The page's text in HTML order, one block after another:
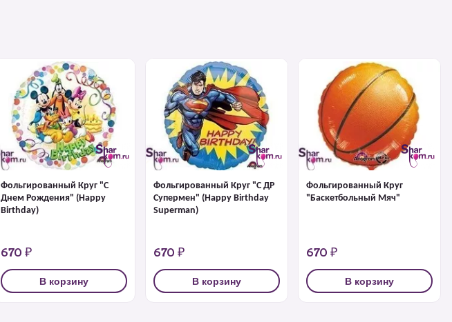
Фольгированный Круг "С
Днем Рождения" (Happy
Birthday)
670 ₽
В корзину
Фольгированный Круг "С ДР
Супермен" (Happy Birthday
Superman)
670 ₽
В корзину
Фольгированный Круг
"Баскетбольный Мяч"
670 ₽
В корзину